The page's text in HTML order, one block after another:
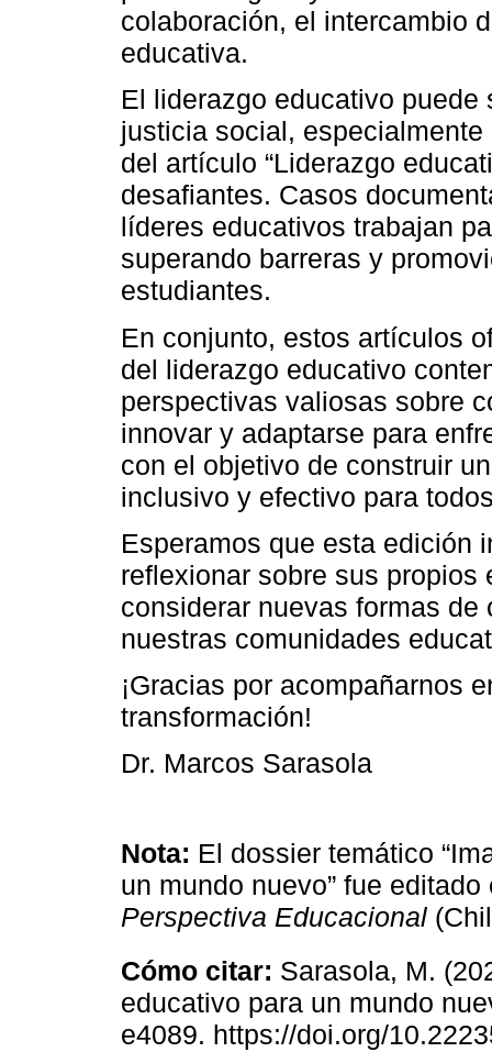
colaboración, el intercambio
educativa.
El liderazgo educativo
justicia social,
del artículo “Liderazgo
desafiantes. Casos
líderes educativos trabajan
superando barreras y
estudiantes.
En conjunto, estos artículos
del liderazgo educativo
perspectivas valiosas sobre
innovar y adaptarse para
con el objetivo de construir
inclusivo y efectivo para
Esperamos que esta edición
reflexionar sobre sus
considerar nuevas formas
nuestras comunidades
¡Gracias por acompañarnos
transformación!
Dr. Marcos Sarasola
Nota: El dossier temático
un mundo nuevo” fue
Perspectiva Educacional
Cómo citar: Sarasola, M.
educativo para un mundo
e4089. https://doi.org/